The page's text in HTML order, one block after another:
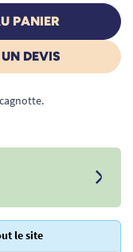
PANIER
DEVIS
le site